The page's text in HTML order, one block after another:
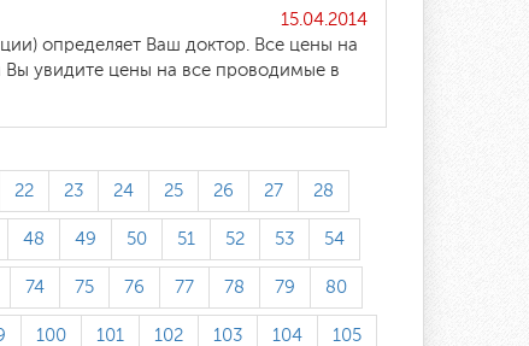
15.04.2014
определяет Ваш доктор. Все цены на
Вы увидите цены на все проводимые в
22 23 24 25 26 27 28
48 49 50 51 52 53 54
74 75 76 77 78 79 80
100 101 102 103 104 105